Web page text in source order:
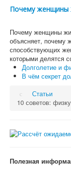
Почему женщины
Почему женщины
объясняет, почему
способствующих
которыми делятся
Долголетие и
В чём секрет
Статьи
10 советов:
Полезная